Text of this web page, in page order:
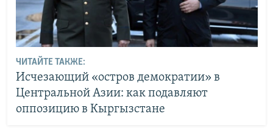
ЧИТАЙТЕ ТАКЖЕ:
Исчезающий «остров демократии» в
Центральной Азии: как подавляют
оппозицию в Кыргызстане